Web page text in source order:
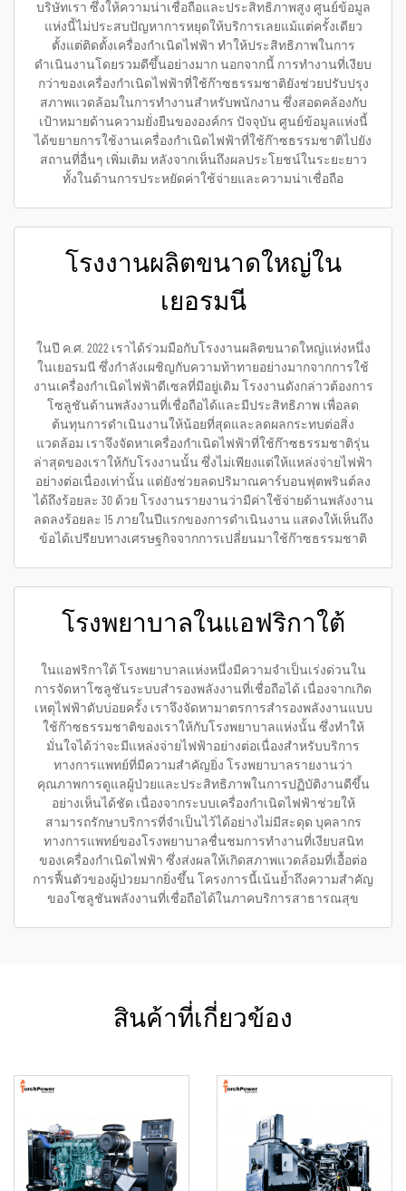
บริษัทเรา ซึ่งให้ความน่าเชื่อถือและประสิทธิภาพสูง ศูนย์ข้อมูล
แห่งนี้ไม่ประสบปัญหาการหยุดให้บริการเลยแม้แต่ครั้งเดียว
ตั้งแต่ติดตั้งเครื่องกำเนิดไฟฟ้า ทำให้ประสิทธิภาพในการ
ดำเนินงานโดยรวมดีขึ้นอย่างมาก นอกจากนี้ การทำงานที่เงียบ
กว่าของเครื่องกำเนิดไฟฟ้าที่ใช้ก๊าซธรรมชาติยังช่วยปรับปรุง
สภาพแวดล้อมในการทำงานสำหรับพนักงาน ซึ่งสอดคล้องกับ
เป้าหมายด้านความยั่งยืนขององค์กร ปัจจุบัน ศูนย์ข้อมูลแห่งนี้
ได้ขยายการใช้งานเครื่องกำเนิดไฟฟ้าที่ใช้ก๊าซธรรมชาติไปยัง
สถานที่อื่นๆ เพิ่มเติม หลังจากเห็นถึงผลประโยชน์ในระยะยาว
ทั้งในด้านการประหยัดค่าใช้จ่ายและความน่าเชื่อถือ
โรงงานผลิตขนาดใหญ่ใน
เยอรมนี
ในปี ค.ศ. 2022 เราได้ร่วมมือกับโรงงานผลิตขนาดใหญ่แห่งหนึ่ง
ในเยอรมนี ซึ่งกำลังเผชิญกับความท้าทายอย่างมากจากการใช้
งานเครื่องกำเนิดไฟฟ้าดีเซลที่มีอยู่เดิม โรงงานดังกล่าวต้องการ
โซลูชันด้านพลังงานที่เชื่อถือได้และมีประสิทธิภาพ เพื่อลด
ต้นทุนการดำเนินงานให้น้อยที่สุดและลดผลกระทบต่อสิ่ง
แวดล้อม เราจึงจัดหาเครื่องกำเนิดไฟฟ้าที่ใช้ก๊าซธรรมชาติรุ่น
ล่าสุดของเราให้กับโรงงานนั้น ซึ่งไม่เพียงแต่ให้แหล่งจ่ายไฟฟ้า
อย่างต่อเนื่องเท่านั้น แต่ยังช่วยลดปริมาณคาร์บอนฟุตพรินต์ลง
ได้ถึงร้อยละ 30 ด้วย โรงงานรายงานว่ามีค่าใช้จ่ายด้านพลังงาน
ลดลงร้อยละ 15 ภายในปีแรกของการดำเนินงาน แสดงให้เห็นถึง
ข้อได้เปรียบทางเศรษฐกิจจากการเปลี่ยนมาใช้ก๊าซธรรมชาติ
โรงพยาบาลในแอฟริกาใต้
ในแอฟริกาใต้ โรงพยาบาลแห่งหนึ่งมีความจำเป็นเร่งด่วนใน
การจัดหาโซลูชันระบบสำรองพลังงานที่เชื่อถือได้ เนื่องจากเกิด
เหตุไฟฟ้าดับบ่อยครั้ง เราจึงจัดหามาตรการสำรองพลังงานแบบ
ใช้ก๊าซธรรมชาติของเราให้กับโรงพยาบาลแห่งนั้น ซึ่งทำให้
มั่นใจได้ว่าจะมีแหล่งจ่ายไฟฟ้าอย่างต่อเนื่องสำหรับบริการ
ทางการแพทย์ที่มีความสำคัญยิ่ง โรงพยาบาลรายงานว่า
คุณภาพการดูแลผู้ป่วยและประสิทธิภาพในการปฏิบัติงานดีขึ้น
อย่างเห็นได้ชัด เนื่องจากระบบเครื่องกำเนิดไฟฟ้าช่วยให้
สามารถรักษาบริการที่จำเป็นไว้ได้อย่างไม่มีสะดุด บุคลากร
ทางการแพทย์ของโรงพยาบาลชื่นชมการทำงานที่เงียบสนิท
ของเครื่องกำเนิดไฟฟ้า ซึ่งส่งผลให้เกิดสภาพแวดล้อมที่เอื้อต่อ
การฟื้นตัวของผู้ป่วยมากยิ่งขึ้น โครงการนี้เน้นย้ำถึงความสำคัญ
ของโซลูชันพลังงานที่เชื่อถือได้ในภาคบริการสาธารณสุข
สินค้าที่เกี่ยวข้อง